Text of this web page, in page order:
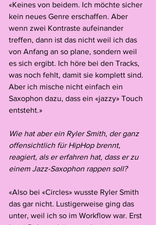
«Keines von beidem. Ich möchte sicher
kein neues Genre erschaffen. Aber
wenn zwei Kontraste aufeinander
treffen, dann ist das nicht weil ich das
von Anfang an so plane, sondern weil
es sich ergibt. Ich höre bei den Tracks,
was noch fehlt, damit sie komplett sind.
Aber ich mische nicht einfach ein
Saxophon dazu, dass ein «jazzy» Touch
entsteht.»
Wie hat aber ein Ryler Smith, der ganz
offensichtlich für HipHop brennt,
reagiert, als er erfahren hat, dass er zu
einem Jazz-Saxophon rappen soll?
«Also bei «Circles» wusste Ryler Smith
das gar nicht. Lustigerweise ging das
unter, weil ich so im Workflow war. Erst